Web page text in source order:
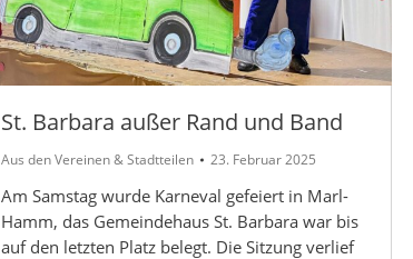
St. Barbara außer Rand und Band
Aus den Vereinen & Stadtteilen 23. Februar 2025
Am Samstag wurde Karneval gefeiert in Marl-
Hamm, das Gemeindehaus St. Barbara war bis
auf den letzten Platz belegt. Die Sitzung verlief